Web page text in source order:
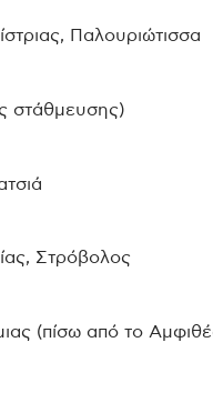
Παλουριώτισσα
στάθμευσης)
Στρόβολος
(πίσω από το